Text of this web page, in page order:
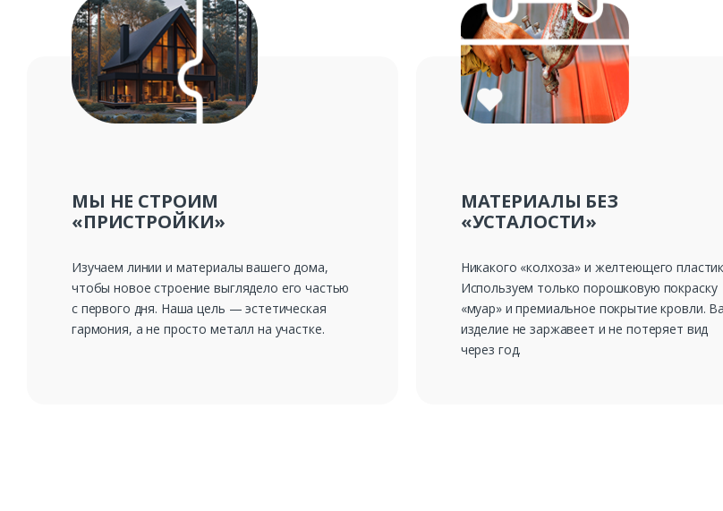
Ваш телефон*
Комментарий к заказу
МЫ НЕ СТРОИМ
«ПРИСТРОЙКИ»
Изучаем линии и материалы вашего дома,
чтобы новое строение выглядело его частью
с первого дня. Наша цель — эстетическая
гармония, а не просто металл на участке.
МАТЕРИАЛЫ БЕЗ
«УСТАЛОСТИ»
Никакого «колхоза» и желтеющего
Используем только порошковую покраску
«муар» и премиальное покрытие кровли.
изделие не заржавеет и не потеряет вид
через год.